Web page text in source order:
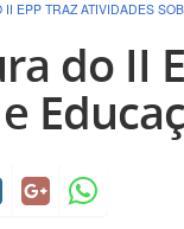
II EPP TRAZ ATIVIDADES
do II